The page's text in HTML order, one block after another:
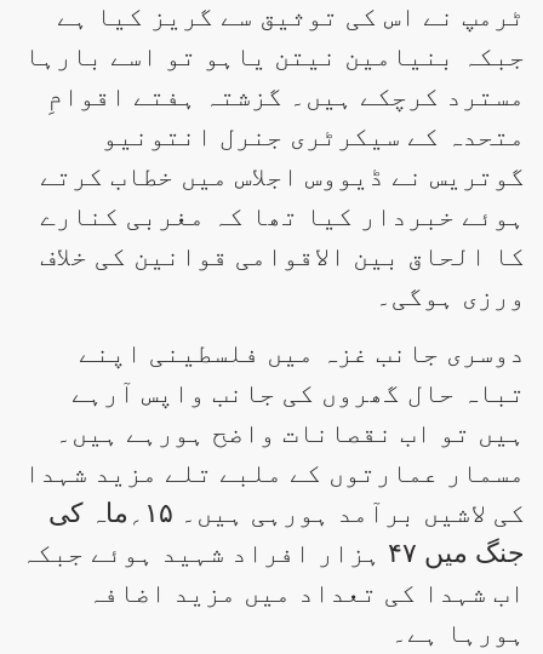
ٹرمپ نے اس کی توثیق سے گریز کیا ہے
جبکہ بنیامین نیتن یاہو تو اسے بارہا
مسترد کرچکے ہیں۔ گزشتہ ہفتے اقوامِ
متحدہ کے سیکرٹری جنرل انتونیو
گوتریس نے ڈیووس اجلاس میں خطاب کرتے
ہوئے خبردار کیا تھا کہ مغربی کنارے
کا الحاق بین الاقوامی قوانین کی خلاف
ورزی ہوگی۔
دوسری جانب غزہ میں فلسطینی اپنے
تباہ حال گھروں کی جانب واپس آرہے
ہیں تو اب نقصانات واضح ہورہے ہیں۔
مسمار عمارتوں کے ملبے تلے مزید شہدا
کی لاشیں برآمد ہورہی ہیں۔ ۱۵؍ماہ کی
جنگ میں ۴۷ ہزار افراد شہید ہوئے جبکہ
اب شہدا کی تعداد میں مزید اضافہ
ہورہا ہے۔